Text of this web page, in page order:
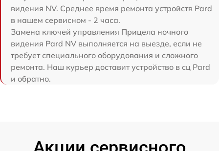
видения NV. Среднее время ремонта устройств Pard
в нашем сервисном - 2 часа.
Замена ключей управления Прицела ночного
видения Pard NV выполняется на выезде, если не
требует специального оборудования и сложного
ремонта. Наш курьер доставит устройство в сц Pard
и обратно.